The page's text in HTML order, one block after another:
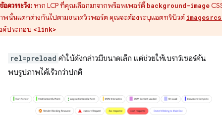
ข้อควรระวัง:หาก LCP ที่คุณเลือกมาจากพร็อพเพอร์ตี้ background-image
พนั้นแตกต่างกันไปตามขนาดวิวพอร์ต คุณจะต้องระบุแอตทริบิวต์
ค์ประกอบ <link>
rel=preload คำใบ้ดังกล่าวมีขนาดเล็ก แต่ช่วยให้เบราว์เซอร์ค้น
พบรูปภาพได้เร็วกว่าปกติ